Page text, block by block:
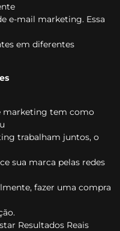
e-mail marketing. Essa
em diferentes
marketing tem como
trabalham juntos, o
sua marca pelas redes
fazer uma compra
Resultados Reais